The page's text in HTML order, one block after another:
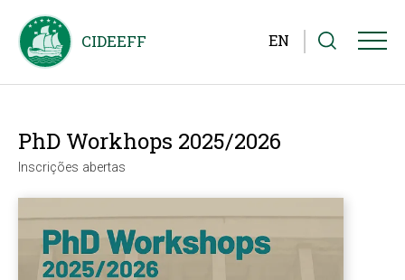
EN
PhD Workhops 2025/2026
Inscrições abertas